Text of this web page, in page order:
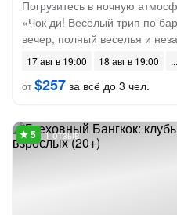
Погрузитесь в ночную
«Чок ди! Весёлый трип по
вечер, полный веселья и
17 авг в 19:00
18 авг в 19:00
от$257 за всё до 3 чел.
1 отзыв